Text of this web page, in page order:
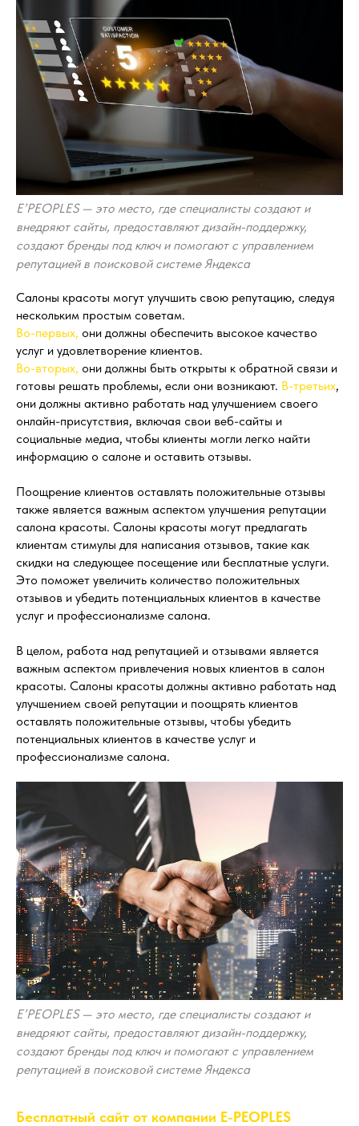
E’PEOPLES — это место, где специалисты создают и
внедряют сайты, предоставляют дизайн-поддержку,
создают бренды под ключ и помогают с управлением
репутацией в поисковой системе Яндекса
Салоны красоты могут улучшить свою репутацию, следуя
нескольким простым советам.
Во-первых, они должны обеспечить высокое качество
услуг и удовлетворение клиентов.
Во-вторых, они должны быть открыты к обратной связи и
готовы решать проблемы, если они возникают. В-третьих,
они должны активно работать над улучшением своего
онлайн-присутствия, включая свои веб-сайты и
социальные медиа, чтобы клиенты могли легко найти
информацию о салоне и оставить отзывы.
Поощрение клиентов оставлять положительные отзывы
также является важным аспектом улучшения репутации
салона красоты. Салоны красоты могут предлагать
клиентам стимулы для написания отзывов, такие как
скидки на следующее посещение или бесплатные услуги.
Это поможет увеличить количество положительных
отзывов и убедить потенциальных клиентов в качестве
услуг и профессионализме салона.
В целом, работа над репутацией и отзывами является
важным аспектом привлечения новых клиентов в салон
красоты. Салоны красоты должны активно работать над
улучшением своей репутации и поощрять клиентов
оставлять положительные отзывы, чтобы убедить
потенциальных клиентов в качестве услуг и
профессионализме салона.
E’PEOPLES — это место, где специалисты создают и
внедряют сайты, предоставляют дизайн-поддержку,
создают бренды под ключ и помогают с управлением
репутацией в поисковой системе Яндекса
Бесплатный сайт от компании E-PEOPLES